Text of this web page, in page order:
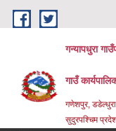
Skip to main content
गन्यापधुरा
गाउँ
गणेशपुर, डडेल्धुरा
सुदुरपश्चिम